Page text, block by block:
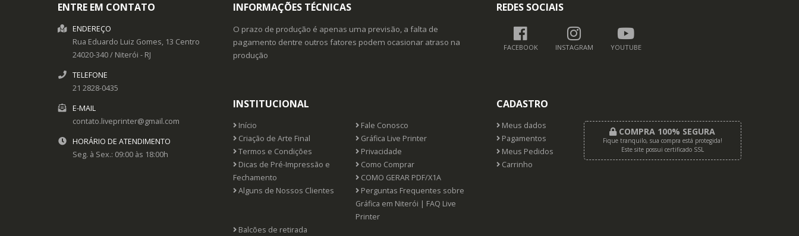
ENTRE EM CONTATO
ENDEREÇO
Rua Eduardo Luiz Gomes, 13 Centro
24020-340/ Niterói - RJ
TELEFONE
21 2828-0435
E-MAIL
contato.liveprinter@gmail.com
HORÁRIO DE ATENDIMENTO
Seg. à Sex.: 09:00 às 18:00h
INFORMAÇÕES TÉCNICAS
O prazo de produção é apenas uma previsão, a falta de
pagamento dentre outros fatores podem ocasionar atraso na
produção
REDES SOCIAIS
FACEBOOK INSTAGRAM YOUTUBE
INSTITUCIONAL
Início
Fale Conosco
Criação de Arte Final
Gráfica Live Printer
Termos e Condições
Privacidade
Dicas de Pré-Impressão e
Fechamento
Como Comprar
COMO GERAR PDF/X1A
Alguns de Nossos Clientes
Perguntas Frequentes sobre
Gráfica em Niterói | FAQ Live
Printer
Balcões de retirada
CADASTRO
Meus dados
Pagamentos
Meus Pedidos
Carrinho
COMPRA 100% SEGURA
Fique tranquilo, sua compra está protegida!
Este site possui certificado SSL